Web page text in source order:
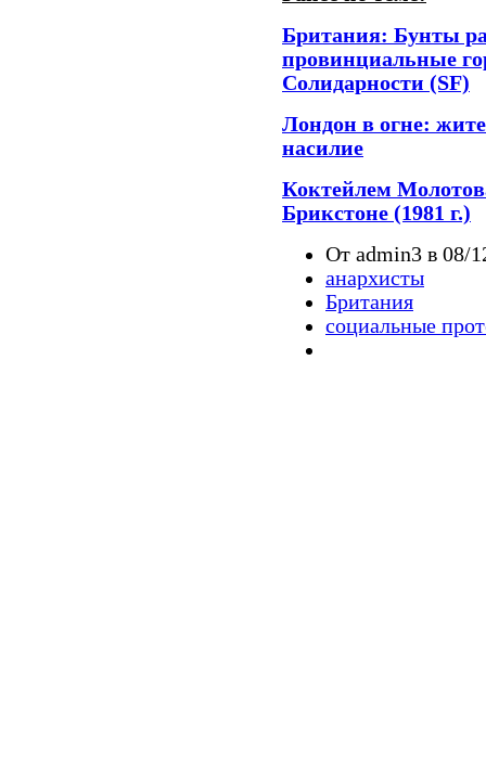
Британия: Бунты
провинциальные
Солидарности (SF)
Лондон в огне:
насилие
Коктейлем
Брикстоне (1981 г.)
От admin3 в 08/
анархисты
Британия
социальные